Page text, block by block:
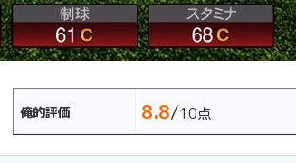
俺的評価 8.8/10点